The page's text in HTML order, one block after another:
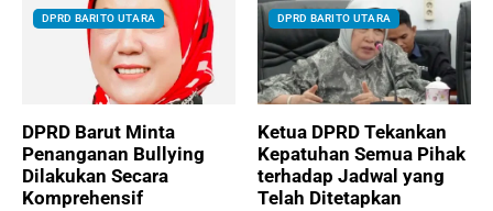
DPRD BARITO UTARA
DPRD Barut Minta
Penanganan Bullying
Dilakukan Secara
Komprehensif
DPRD BARITO UTARA
Ketua DPRD Tekankan
Kepatuhan Semua Pihak
terhadap Jadwal yang
Telah Ditetapkan